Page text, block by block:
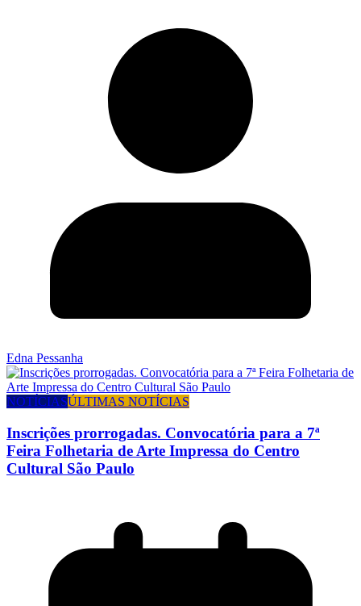
Edna Pessanha
NOTÍCIASÚLTIMAS NOTÍCIAS
Inscrições prorrogadas. Convocatória para a 7ª
Feira Folhetaria de Arte Impressa do Centro
Cultural São Paulo